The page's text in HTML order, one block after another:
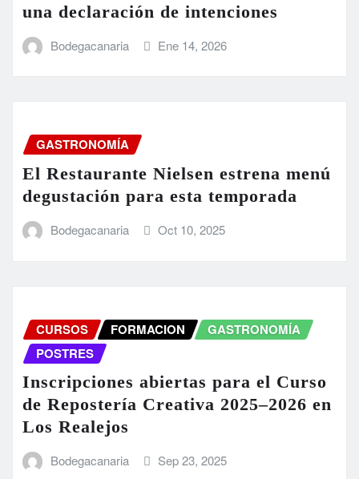
una declaración de intenciones
Bodegacanaria Ene 14, 2026
GASTRONOMÍA
El Restaurante Nielsen estrena menú
degustación para esta temporada
Bodegacanaria Oct 10, 2025
CURSOS FORMACION
GASTRONOMÍA
POSTRES
Inscripciones abiertas para el Curso
de Repostería Creativa 2025–2026 en
Los Realejos
Bodegacanaria Sep 23, 2025